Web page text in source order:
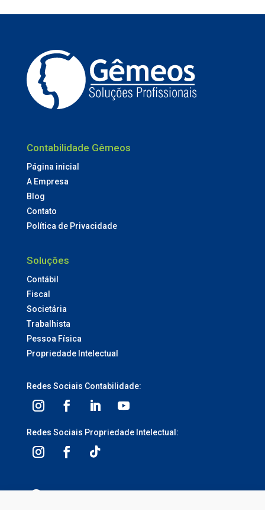
Contabilidade Gêmeos
Página inicial
A Empresa
Blog
Contato
Política de Privacidade
Soluções
Contábil
Fiscal
Societária
Trabalhista
Pessoa Física
Propriedade Intelectual
Redes Sociais Contabilidade:
Redes Sociais Propriedade Intelectual: